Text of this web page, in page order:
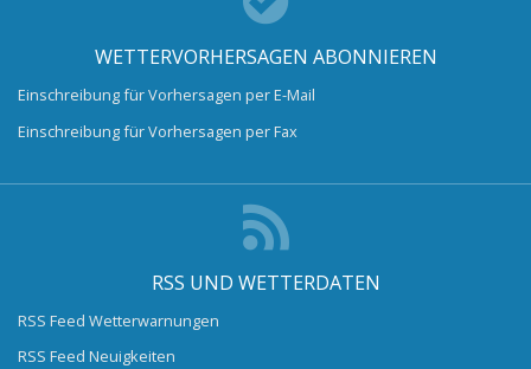
WETTERVORHERSAGEN ABONNIEREN
Einschreibung für Vorhersagen per E-Mail
Einschreibung für Vorhersagen per Fax
RSS UND WETTERDATEN
RSS Feed Wetterwarnungen
RSS Feed Neuigkeiten